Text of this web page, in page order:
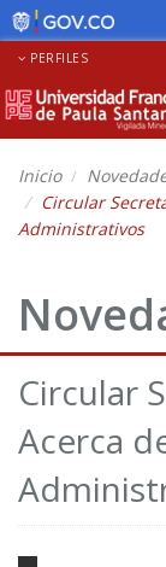
PERFILES
Inicio
Circular
Administrativos
Circular
Acerca